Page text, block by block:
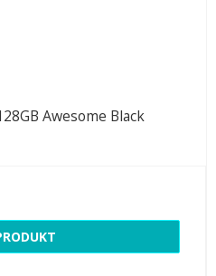
Awesome Black